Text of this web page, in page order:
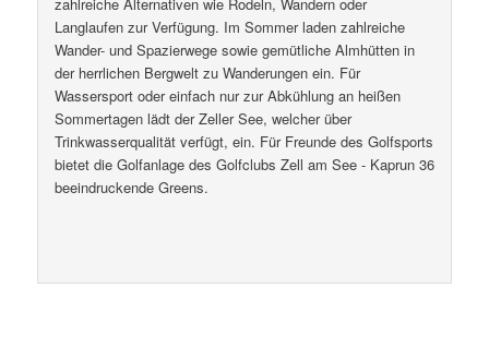
zahlreiche Alternativen wie Rodeln, Wandern oder
Langlaufen zur Verfügung. Im Sommer laden zahlreiche
Wander- und Spazierwege sowie gemütliche Almhütten in
der herrlichen Bergwelt zu Wanderungen ein. Für
Wassersport oder einfach nur zur Abkühlung an heißen
Sommertagen lädt der Zeller See, welcher über
Trinkwasserqualität verfügt, ein. Für Freunde des Golfsports
bietet die Golfanlage des Golfclubs Zell am See - Kaprun 36
beeindruckende Greens.